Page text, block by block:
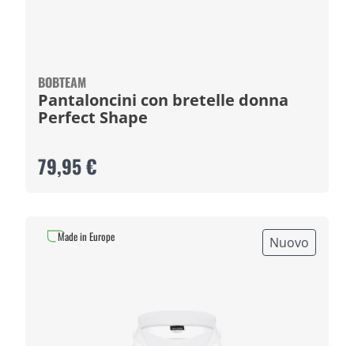
BOBTEAM
Pantaloncini con bretelle donna
Perfect Shape
79,95 €
Nuovo
Made in Europe